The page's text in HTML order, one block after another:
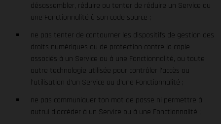
désassembler, réduire ou tenter de réduire un Service ou
une Fonctionnalité à son code source ;
ne pas tenter de contourner les dispositifs de gestion des
droits numériques ou de protection contre la copie
associés à un Service ou à une Fonctionnalité, ou toute
autre technologie utilisée pour contrôler l’accès ou
l’utilisation d’un Service ou d’une Fonctionnalité ;
ne pas communiquer ton mot de passe ni permettre à
autrui d’accéder à un Service ou à une Fonctionnalité ;